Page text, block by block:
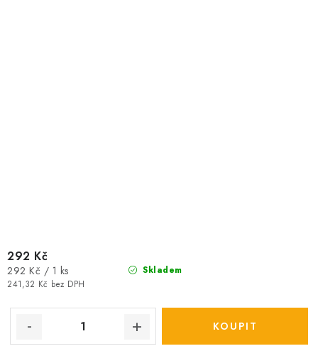
Skladem
241,32 Kč bez DPH
292 Kč
Měrná
cena:
292 Kč / 1 ks